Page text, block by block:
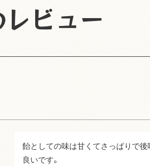
ビュー
飴としての味は甘くてさっぱりで後
良いです。